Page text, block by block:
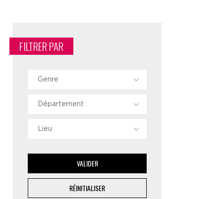
FILTRER PAR
Genre
Département
Lieu
VALIDER
RÉINITIALISER